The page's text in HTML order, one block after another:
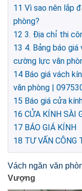
11 Vì sao nên lắp
phòng?
12 3. Địa chỉ thi
13 4. Bảng báo
cường lực văn
14 Báo giá vách
văn phòng |
15 Báo giá cửa
16 CỬA KÍNH SÀI
17 BÁO GIÁ KÍNH
18 TƯ VẤN CÔNG
Vách ngăn văn
Vượng